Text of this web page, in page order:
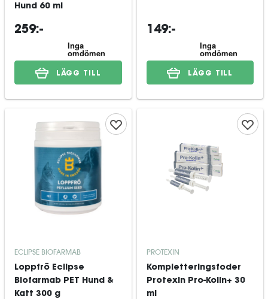
Hund 60 ml
259:-
LÄGG TILL
149:-
LÄGG TILL
ECLIPSE BIOFARMAB
Loppfrö Eclipse
Biofarmab PET Hund &
Katt 300 g
PROTEXIN
Kompletteringsfoder
Protexin Pro-Kolin+ 30
ml